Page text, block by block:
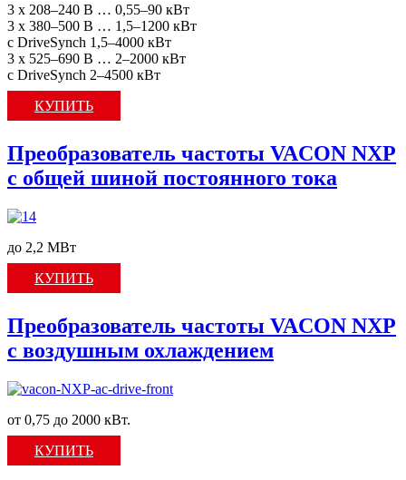
3 x 208–240 В … 0,55–90 кВт
3 x 380–500 В … 1,5–1200 кВт
с DriveSynch 1,5–4000 кВт
3 x 525–690 В … 2–2000 кВт
с DriveSynch 2–4500 кВт
КУПИТЬ
Преобразователь частоты VACON NXP
с общей шиной постоянного тока
до 2,2 МВт
КУПИТЬ
Преобразователь частоты VACON NXP
c воздушным охлаждением
от 0,75 до 2000 кВт.
КУПИТЬ